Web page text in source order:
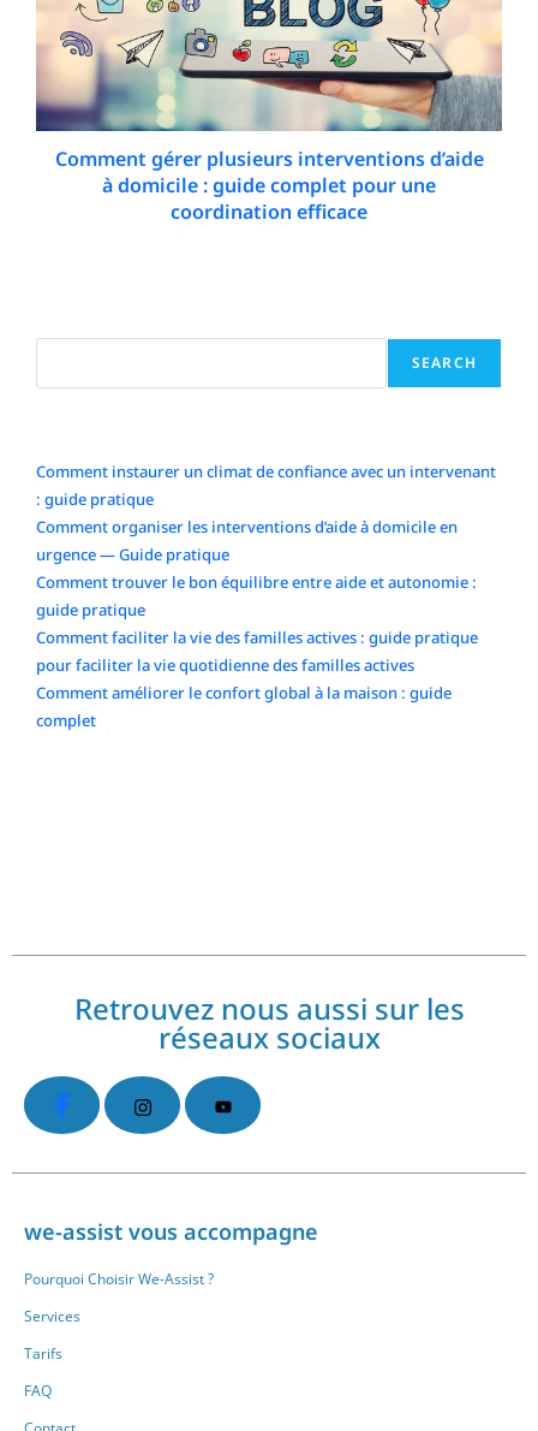
Comment gérer plusieurs interventions d’aide
à domicile : guide complet pour une
coordination efficace
SEARCH
Comment instaurer un climat de confiance avec un intervenant
: guide pratique
Comment organiser les interventions d’aide à domicile en
urgence — Guide pratique
Comment trouver le bon équilibre entre aide et autonomie :
guide pratique
Comment faciliter la vie des familles actives : guide pratique
pour faciliter la vie quotidienne des familles actives
Comment améliorer le confort global à la maison : guide
complet
Retrouvez nous aussi sur les
réseaux sociaux
we-assist vous accompagne
Pourquoi Choisir We-Assist ?
Services
Tarifs
FAQ